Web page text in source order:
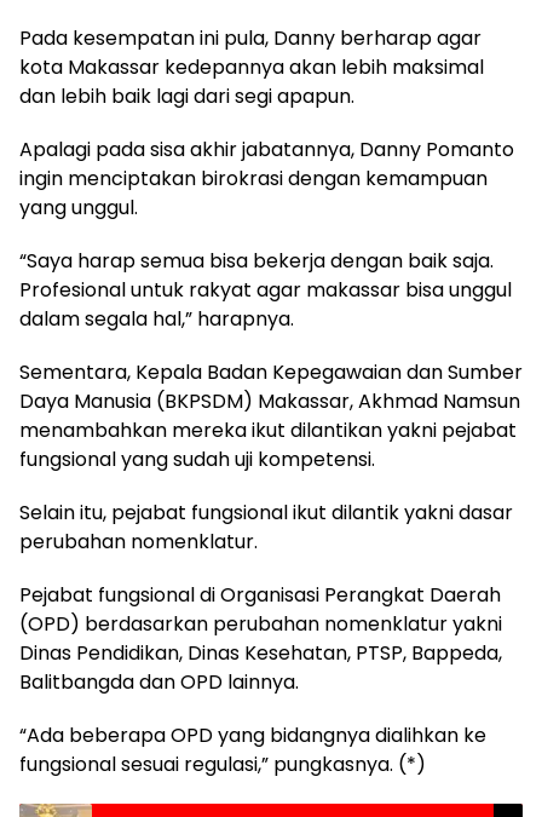
Pada kesempatan ini pula, Danny berharap agar
kota Makassar kedepannya akan lebih maksimal
dan lebih baik lagi dari segi apapun.
Apalagi pada sisa akhir jabatannya, Danny Pomanto
ingin menciptakan birokrasi dengan kemampuan
yang unggul.
“Saya harap semua bisa bekerja dengan baik saja.
Profesional untuk rakyat agar makassar bisa unggul
dalam segala hal,” harapnya.
Sementara, Kepala Badan Kepegawaian dan Sumber
Daya Manusia (BKPSDM) Makassar, Akhmad Namsun
menambahkan mereka ikut dilantikan yakni pejabat
fungsional yang sudah uji kompetensi.
Selain itu, pejabat fungsional ikut dilantik yakni dasar
perubahan nomenklatur.
Pejabat fungsional di Organisasi Perangkat Daerah
(OPD) berdasarkan perubahan nomenklatur yakni
Dinas Pendidikan, Dinas Kesehatan, PTSP, Bappeda,
Balitbangda dan OPD lainnya.
“Ada beberapa OPD yang bidangnya dialihkan ke
fungsional sesuai regulasi,” pungkasnya. (*)